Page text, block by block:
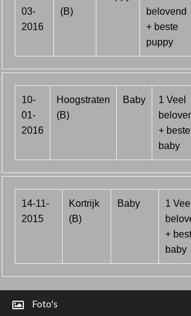
03-
2016
(B)
belovend
+ beste
puppy
10-
01-
2016
Hoogstraten
(B)
Baby
1 Veel
+ beste
baby
14-11-
2015
Kortrijk
(B)
Baby
1 Veel
+
baby
Foto's